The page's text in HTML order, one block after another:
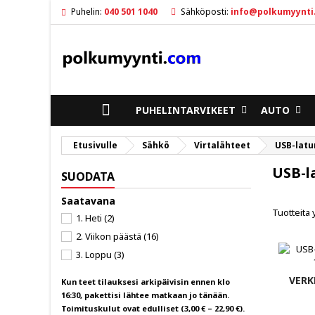
Puhelin: 040 501 1040 Sähköposti:
ETUSIVULLE
PUHELINTARVIKEET AUTO
Etusivulle Sähkö Virtalähteet USB-
SUODATA
Saatavana
1. Heti (2)
2. Viikon päästä (16)
3. Loppu (3)
Kun teet tilauksesi arkipäivisin ennen klo
16:30, pakettisi lähtee matkaan jo tänään.
Toimituskulut ovat edulliset (3,00 € – 22,90 €).
Tuotteita